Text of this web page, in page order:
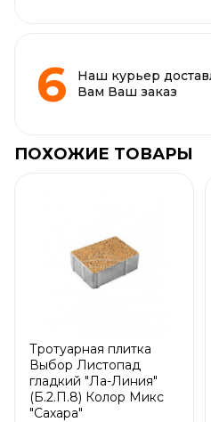
Наш курьер
Вам Ваш заказ
ПОХОЖИЕ ТОВАРЫ
Тротуарная плитка
Выбор Листопад
гладкий "Ла-Линия"
(Б.2.П.8) Колор Микс
"Сахара"